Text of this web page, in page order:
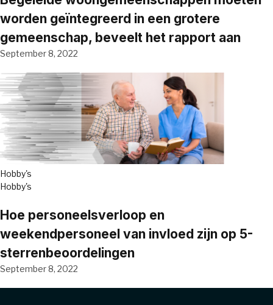
worden geïntegreerd in een grotere
gemeenschap, beveelt het rapport aan
September 8, 2022
Hobby's
Hobby's
Hoe personeelsverloop en
weekendpersoneel van invloed zijn op 5-
sterrenbeoordelingen
September 8, 2022